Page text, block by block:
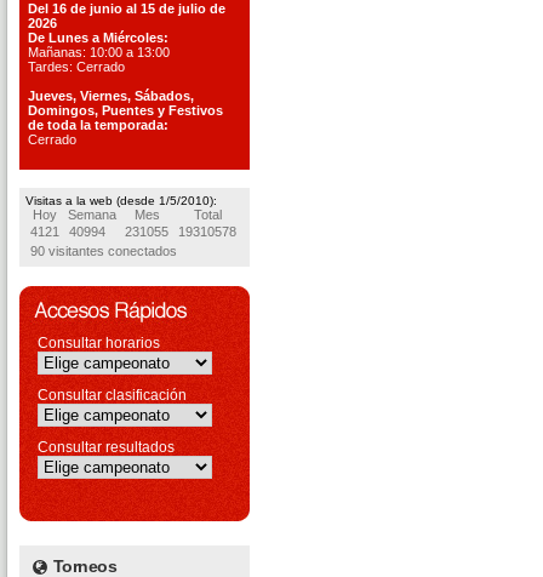
Del 16 de junio al 15 de julio de
2026
De Lunes a Miércoles:
Mañanas: 10:00 a 13:00
Tardes: Cerrado
Jueves, Viernes, Sábados,
Domingos, Puentes y Festivos
de toda la temporada:
Cerrado
Visitas a la web (desde 1/5/2010):
Hoy Semana Mes
Total
4121
40994 231055
19310578
90 visitantes conectados
Consultar horarios
Consultar clasificación
Consultar resultados
Torneos